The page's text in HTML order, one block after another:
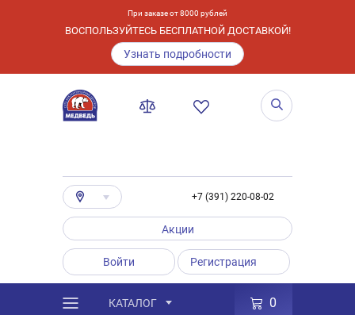
При заказе от 8000 рублей
ВОСПОЛЬЗУЙТЕСЬ БЕСПЛАТНОЙ ДОСТАВКОЙ!
Узнать подробности
+7 (391) 220-08-02
Акции
Войти Регистрация
КАТАЛОГ 0
Каталог / Товары
Аккумуляторы